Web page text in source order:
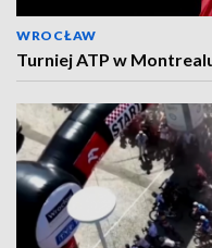
WROCŁAW
Turniej ATP w